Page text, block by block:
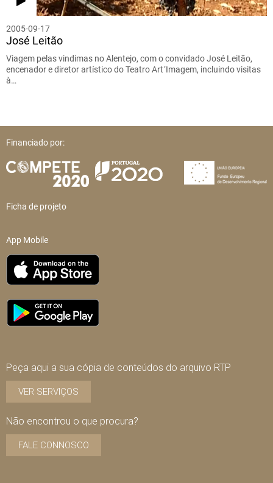
2005-09-17
José Leitão
Viagem pelas vindimas no Alentejo, com o convidado José Leitão,
encenador e diretor artístico do Teatro Art´Imagem, incluindo visitas
à…
Financiado por:
Ficha de projeto
App Mobile
Peça aqui a sua cópia de conteúdos do arquivo RTP
VER SERVIÇOS
Não encontrou o que procura?
FALE CONNOSCO